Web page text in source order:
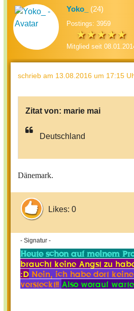
Yoko_ (24)
Postings: 3959
Mitglied seit
schrieb am 13.08.2016 um 17:15
Zitat von: marie mai
Deutschland
Dänemark.
Likes: 0
- Signatur -
Heute schon auf meinem
braucht keine Angst zu
:D Nein, ich habe dort
versteckt!! Also worauf